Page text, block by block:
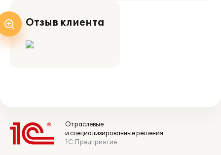
Отзыв клиента
Отраслевые
и специализированные решения
1С:Предприятие